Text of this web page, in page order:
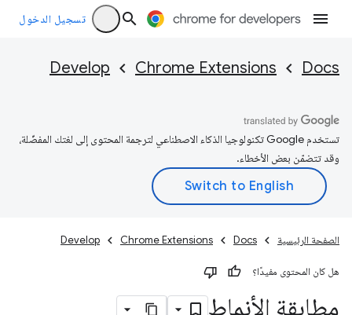
تسجيل الدخول
Docs
Chrome Extensions
Develop
تستخدم Google تكنولوجيا الذكاء الاصطناعي لترجمة المحتوى إلى لغتك المفضّلة،
وقد تتضمّن بعض الأخطاء.
الصفحة الرئيسية Docs
Chrome Extensions
Develop
هل كان المحتوى مفيدًا؟
مطابقة الأنماط